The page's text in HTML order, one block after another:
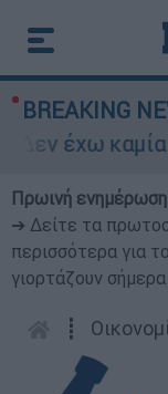
BREAKING
έχω καμία
Πρωινή
➔ Δείτε τα
περισσότερα για
γιορτάζουν σήμερα
┋